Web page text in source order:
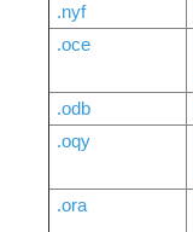
.nyf
.oce
.odb
.oqy
.ora